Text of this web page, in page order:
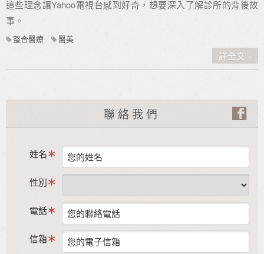
這些理念讓Yahoo電視台感到好奇，想要深入了解診所的背後故
事。
整合醫療 醫美
詳全文
聯絡我們
姓名
性別
電話
信箱